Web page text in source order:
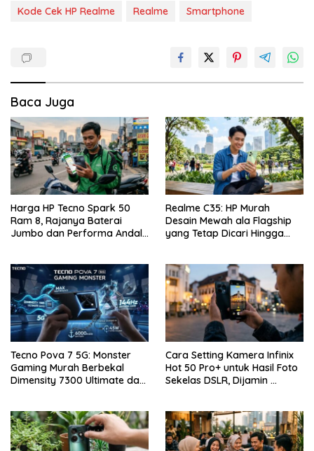
Kode Cek HP Realme
Realme Smartphone
Baca Juga
Harga HP Tecno Spark 50
Ram 8, Rajanya Baterai
Jumbo dan Performa Andal
Realme C35: HP Murah
Desain Mewah ala Flagship
yang Tetap Dicari Hingga
Tecno Pova 7 5G: Monster
Gaming Murah Berbekal
Dimensity 7300 Ultimate dan
Cara Setting Kamera Infinix
Hot 50 Pro+ untuk Hasil Foto
Sekelas DSLR, Dijamin …